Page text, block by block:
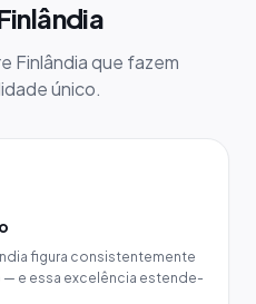
Finlândia que fazem
único.
figura consistentemente
e essa excelência estende-